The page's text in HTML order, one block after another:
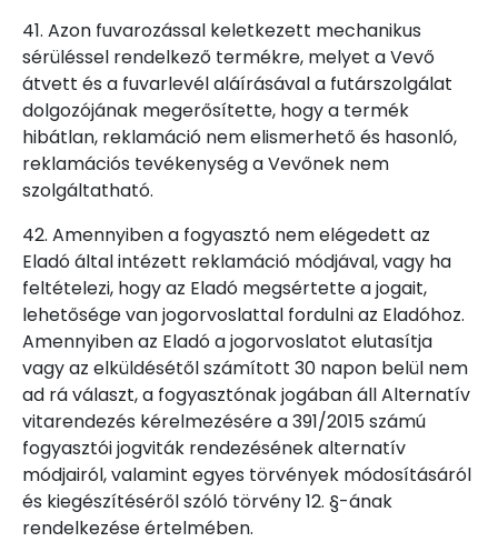
41. Azon fuvarozással keletkezett mechanikus
sérüléssel rendelkező termékre, melyet a Vevő
átvett és a fuvarlevél aláírásával a futárszolgálat
dolgozójának megerősítette, hogy a termék
hibátlan, reklamáció nem elismerhető és hasonló,
reklamációs tevékenység a Vevőnek nem
szolgáltatható.
42. Amennyiben a fogyasztó nem elégedett az
Eladó által intézett reklamáció módjával, vagy ha
feltételezi, hogy az Eladó megsértette a jogait,
lehetősége van jogorvoslattal fordulni az Eladóhoz.
Amennyiben az Eladó a jogorvoslatot elutasítja
vagy az elküldésétől számított 30 napon belül nem
ad rá választ, a fogyasztónak jogában áll Alternatív
vitarendezés kérelmezésére a 391/2015 számú
fogyasztói jogviták rendezésének alternatív
módjairól, valamint egyes törvények módosításáról
és kiegészítéséről szóló törvény 12. §-ának
rendelkezése értelmében.